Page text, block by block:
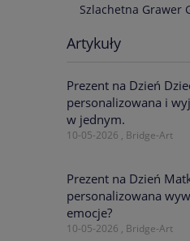
Szlachetna Grawer
Artykuły
Prezent na Dzień
personalizowana i
w jednym.
10-05-2026 , Bridge-Art
Prezent na Dzień
personalizowana
emocje?
10-05-2026 , Bridge-Art